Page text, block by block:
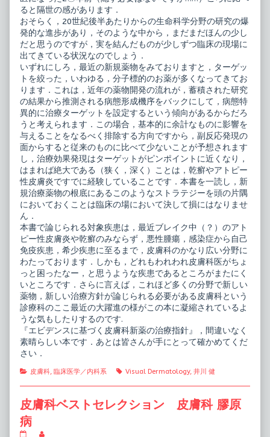
ると隔世の感があります．
おそらく，20世紀後半あたりからの生命科学分野の研究の爆
発的な進歩があり，そのような中から，まだまだほんの少し
だと思うのですが，実を結んだものが少しずつ臨床の現場に
出てきている状況なのでしょう．
いずれにしろ，最近の新規薬物をみておりますと，ターゲッ
トを絞った，いわゆる，分子標的のお薬が多くなってきてお
ります．これは，近年の薬物開発の流れが，蓄積された研究
の結果から推測される病態形成機序をバックにして，病態特
異的に治療ターゲットを設定するという傾向があるからだろ
うと考えられます．この場合，基本的に余計なものに影響を
与えることをなるべく排除する方向ですから，副反応発現の
面からすると従来のものに比べて少ないことが予想されます
し，治療効果発現はターゲットがピンポイントに近くなり，
はまれば絶大である（狭く，深く）ことは，乾癬やアトピー
性皮膚炎ですでに経験していることです．本書を一読し，新
規治療薬物の根底にあるこのようなストラテジーを頭の片隅
においておくことは臨床の場において決して損にはなりませ
ん．
本書で論じられる対象疾患は，最近ブレイク中（？）のアト
ピー性皮膚炎や乾癬のみならず，悪性腫瘍，感染症から自己
免疫疾患，希少疾患に至るまで，皮膚科のかなり広い分野に
わたっております．しかも，どれもわれわれ皮膚科医がちょ
っと困ったなー，と思うような疾患であるところがまたにく
いところです．さらに言えば，これほど多くの分野で新しい
薬物，新しい治療方針が論じられる必要がある皮膚科という
診療科のここ最近の大躍進の様がこの本に凝縮されているよ
うな気もしたりするのです.
『エビデンスに基づく皮膚科新薬の治療指針』，間違いなく
素晴らしい本です．あとは皆さんが手にとって確かめてくだ
さい．
Categories
皮膚科, 臨床医学／内科系 Tags
Visual Dermatology, 井川 健
皮膚科ベストセレクション 皮膚科 膠原
病